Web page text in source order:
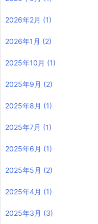
2026年2月 (1)
2026年1月 (2)
2025年10月 (1)
2025年9月 (2)
2025年8月 (1)
2025年7月 (1)
2025年6月 (1)
2025年5月 (2)
2025年4月 (1)
2025年3月 (3)